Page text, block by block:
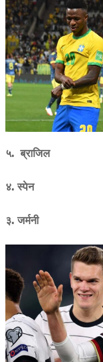
५. ब्राजिल
४. स्पेन
३. जर्मनी